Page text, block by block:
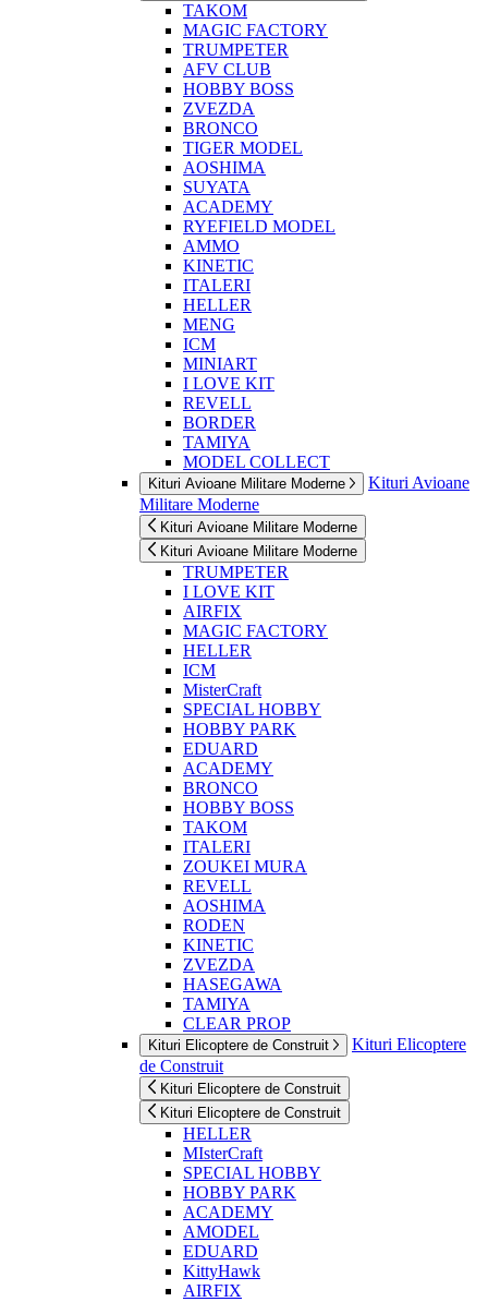
TAKOM
MAGIC FACTORY
TRUMPETER
AFV CLUB
HOBBY BOSS
ZVEZDA
BRONCO
TIGER MODEL
AOSHIMA
SUYATA
ACADEMY
RYEFIELD MODEL
AMMO
KINETIC
ITALERI
HELLER
MENG
ICM
MINIART
I LOVE KIT
REVELL
BORDER
TAMIYA
MODEL COLLECT
Kituri Avioane Militare Moderne
Kituri Avioane
Militare Moderne
Kituri Avioane Militare Moderne
Kituri Avioane Militare Moderne
TRUMPETER
I LOVE KIT
AIRFIX
MAGIC FACTORY
HELLER
ICM
MisterCraft
SPECIAL HOBBY
HOBBY PARK
EDUARD
ACADEMY
BRONCO
HOBBY BOSS
TAKOM
ITALERI
ZOUKEI MURA
REVELL
AOSHIMA
RODEN
KINETIC
ZVEZDA
HASEGAWA
TAMIYA
CLEAR PROP
Kituri Elicoptere de Construit
Kituri Elicoptere
de Construit
Kituri Elicoptere de Construit
Kituri Elicoptere de Construit
HELLER
MIsterCraft
SPECIAL HOBBY
HOBBY PARK
ACADEMY
AMODEL
EDUARD
KittyHawk
AIRFIX